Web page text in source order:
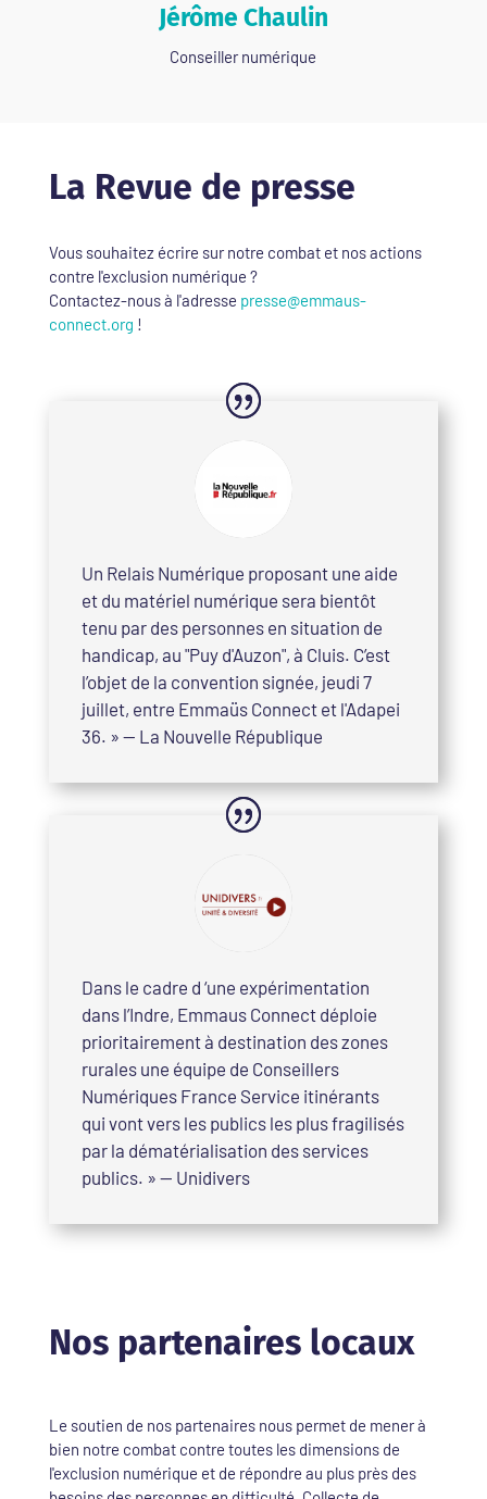
Jérôme Chaulin
Conseiller numérique
La Revue de presse
Vous souhaitez écrire sur notre combat et nos actions
contre l'exclusion numérique ?
Contactez-nous à l'adresse presse@emmaus-
connect.org !
Un Relais Numérique proposant une aide
et du matériel numérique sera bientôt
tenu par des personnes en situation de
handicap, au "Puy d'Auzon", à Cluis. C’est
l’objet de la convention signée, jeudi 7
juillet, entre Emmaüs Connect et l'Adapei
36. » — La Nouvelle République
Dans le cadre d ‘une expérimentation
dans l’Indre, Emmaus Connect déploie
prioritairement à destination des zones
rurales une équipe de Conseillers
Numériques France Service itinérants
qui vont vers les publics les plus fragilisés
par la dématérialisation des services
publics. » — Unidivers
Nos partenaires locaux
Le soutien de nos partenaires nous permet de mener à
bien notre combat contre toutes les dimensions de
l'exclusion numérique et de répondre au plus près des